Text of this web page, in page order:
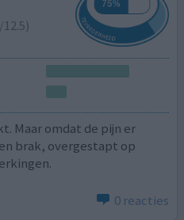
Maar omdat de pijn er
brak, overgestapt op
0 reacties